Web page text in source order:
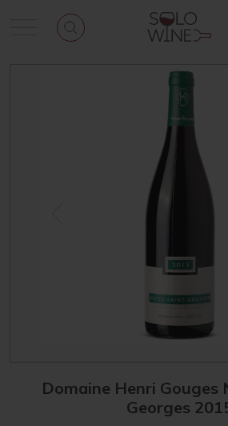
Domaine Henri Gouges
Georges